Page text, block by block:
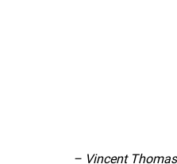
– Vincent